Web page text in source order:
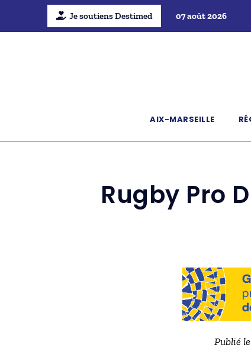
Je soutiens Destimed 07 août 2026
AIX-MARSEILLE
Rugby Pro
Publié